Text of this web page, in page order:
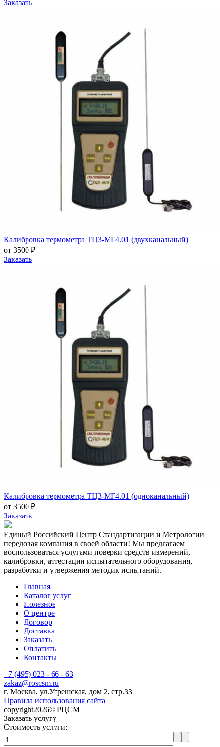
Заказать
Калибровка термометра ТЦ3-МГ4.01 (двухканальный)
от 3500 ₽
Заказать
Калибровка термометра ТЦ3-МГ4.01 (одноканальный)
от 3500 ₽
Заказать
Единый Российский Центр Стандартизации и Метрологии
передовая компания в своей области! Мы предлагаем
воспользоваться услугами поверки средств измерений,
калибровки, аттестации испытательного оборудования,
разработки и утвержения методик испытаний.
Главная
Каталог услуг
Полезное
О центре
Договор
Доставка
Заказать
Оплатить
Контакты
+7 (495) 023 - 66 - 63
zakaz@roscsm.ru
г. Москва, ул.Угрешская, дом 2, стр.33
Правила использования сайта
copyright2026© РЦСМ
Заказать услугу
Стоимость услуги: